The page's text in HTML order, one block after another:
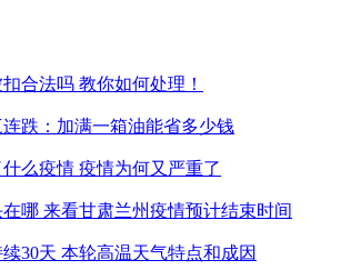
合法吗 教你如何处理！
跌：加满一箱油能省多少钱
么疫情 疫情为何又严重了
哪 来看甘肃兰州疫情预计结束时间
30天 本轮高温天气特点和成因